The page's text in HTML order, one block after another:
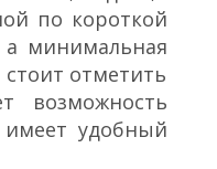
по короткой
минимальная
отметить
возможность
имеет удобный